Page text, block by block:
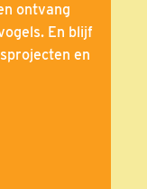
ontvang
En blijf
en